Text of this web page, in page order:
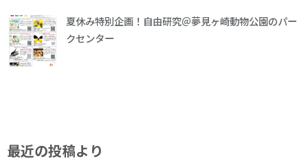
夏休み特別企画！自由研究＠夢見ヶ崎動物公園のパー
クセンター
最近の投稿より